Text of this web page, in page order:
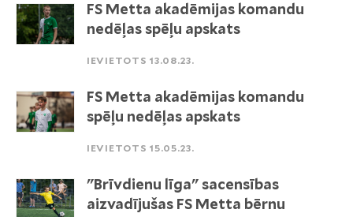
FS Metta akadēmijas komandu
nedēļas spēļu apskats
IEVIETOTS 13.08.23.
FS Metta akadēmijas komandu
spēļu nedēļas apskats
IEVIETOTS 15.05.23.
"Brīvdienu līga" sacensības
aizvadījušas FS Metta bērnu